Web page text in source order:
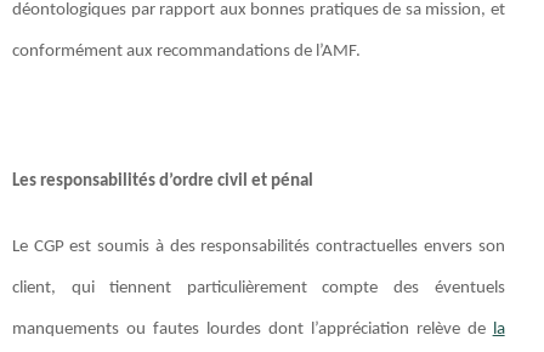
déontologiques par rapport aux bonnes pratiques de sa mission, et
conformément aux recommandations de l’AMF.
Les responsabilités d’ordre civil et pénal
Le CGP est soumis à des responsabilités contractuelles envers son
client, qui tiennent particulièrement compte des éventuels
manquements ou fautes lourdes dont l’appréciation relève de la